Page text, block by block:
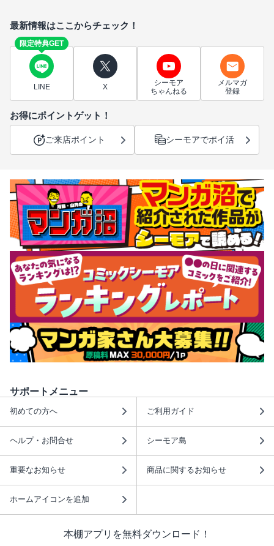
最新情報はここからチェック！
限定特典GET
LINE X
シーモア
ちゃんねる
メルマガ
登録
お得にポイントゲット！
ご来店ポイント シーモアでポイ活
サポートメニュー
初めての方へ ご利用ガイド
ヘルプ・お問合せ シーモア島
重要なお知らせ 商品に関するお知らせ
ホームアイコンを追加
本棚アプリを無料ダウンロード！